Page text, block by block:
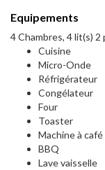
Equipements
4 Chambres, 4 lit(s) 2
Cuisine
Micro-Onde
Réfrigérateur
Congélateur
Four
Toaster
Machine à café
BBQ
Lave vaisselle